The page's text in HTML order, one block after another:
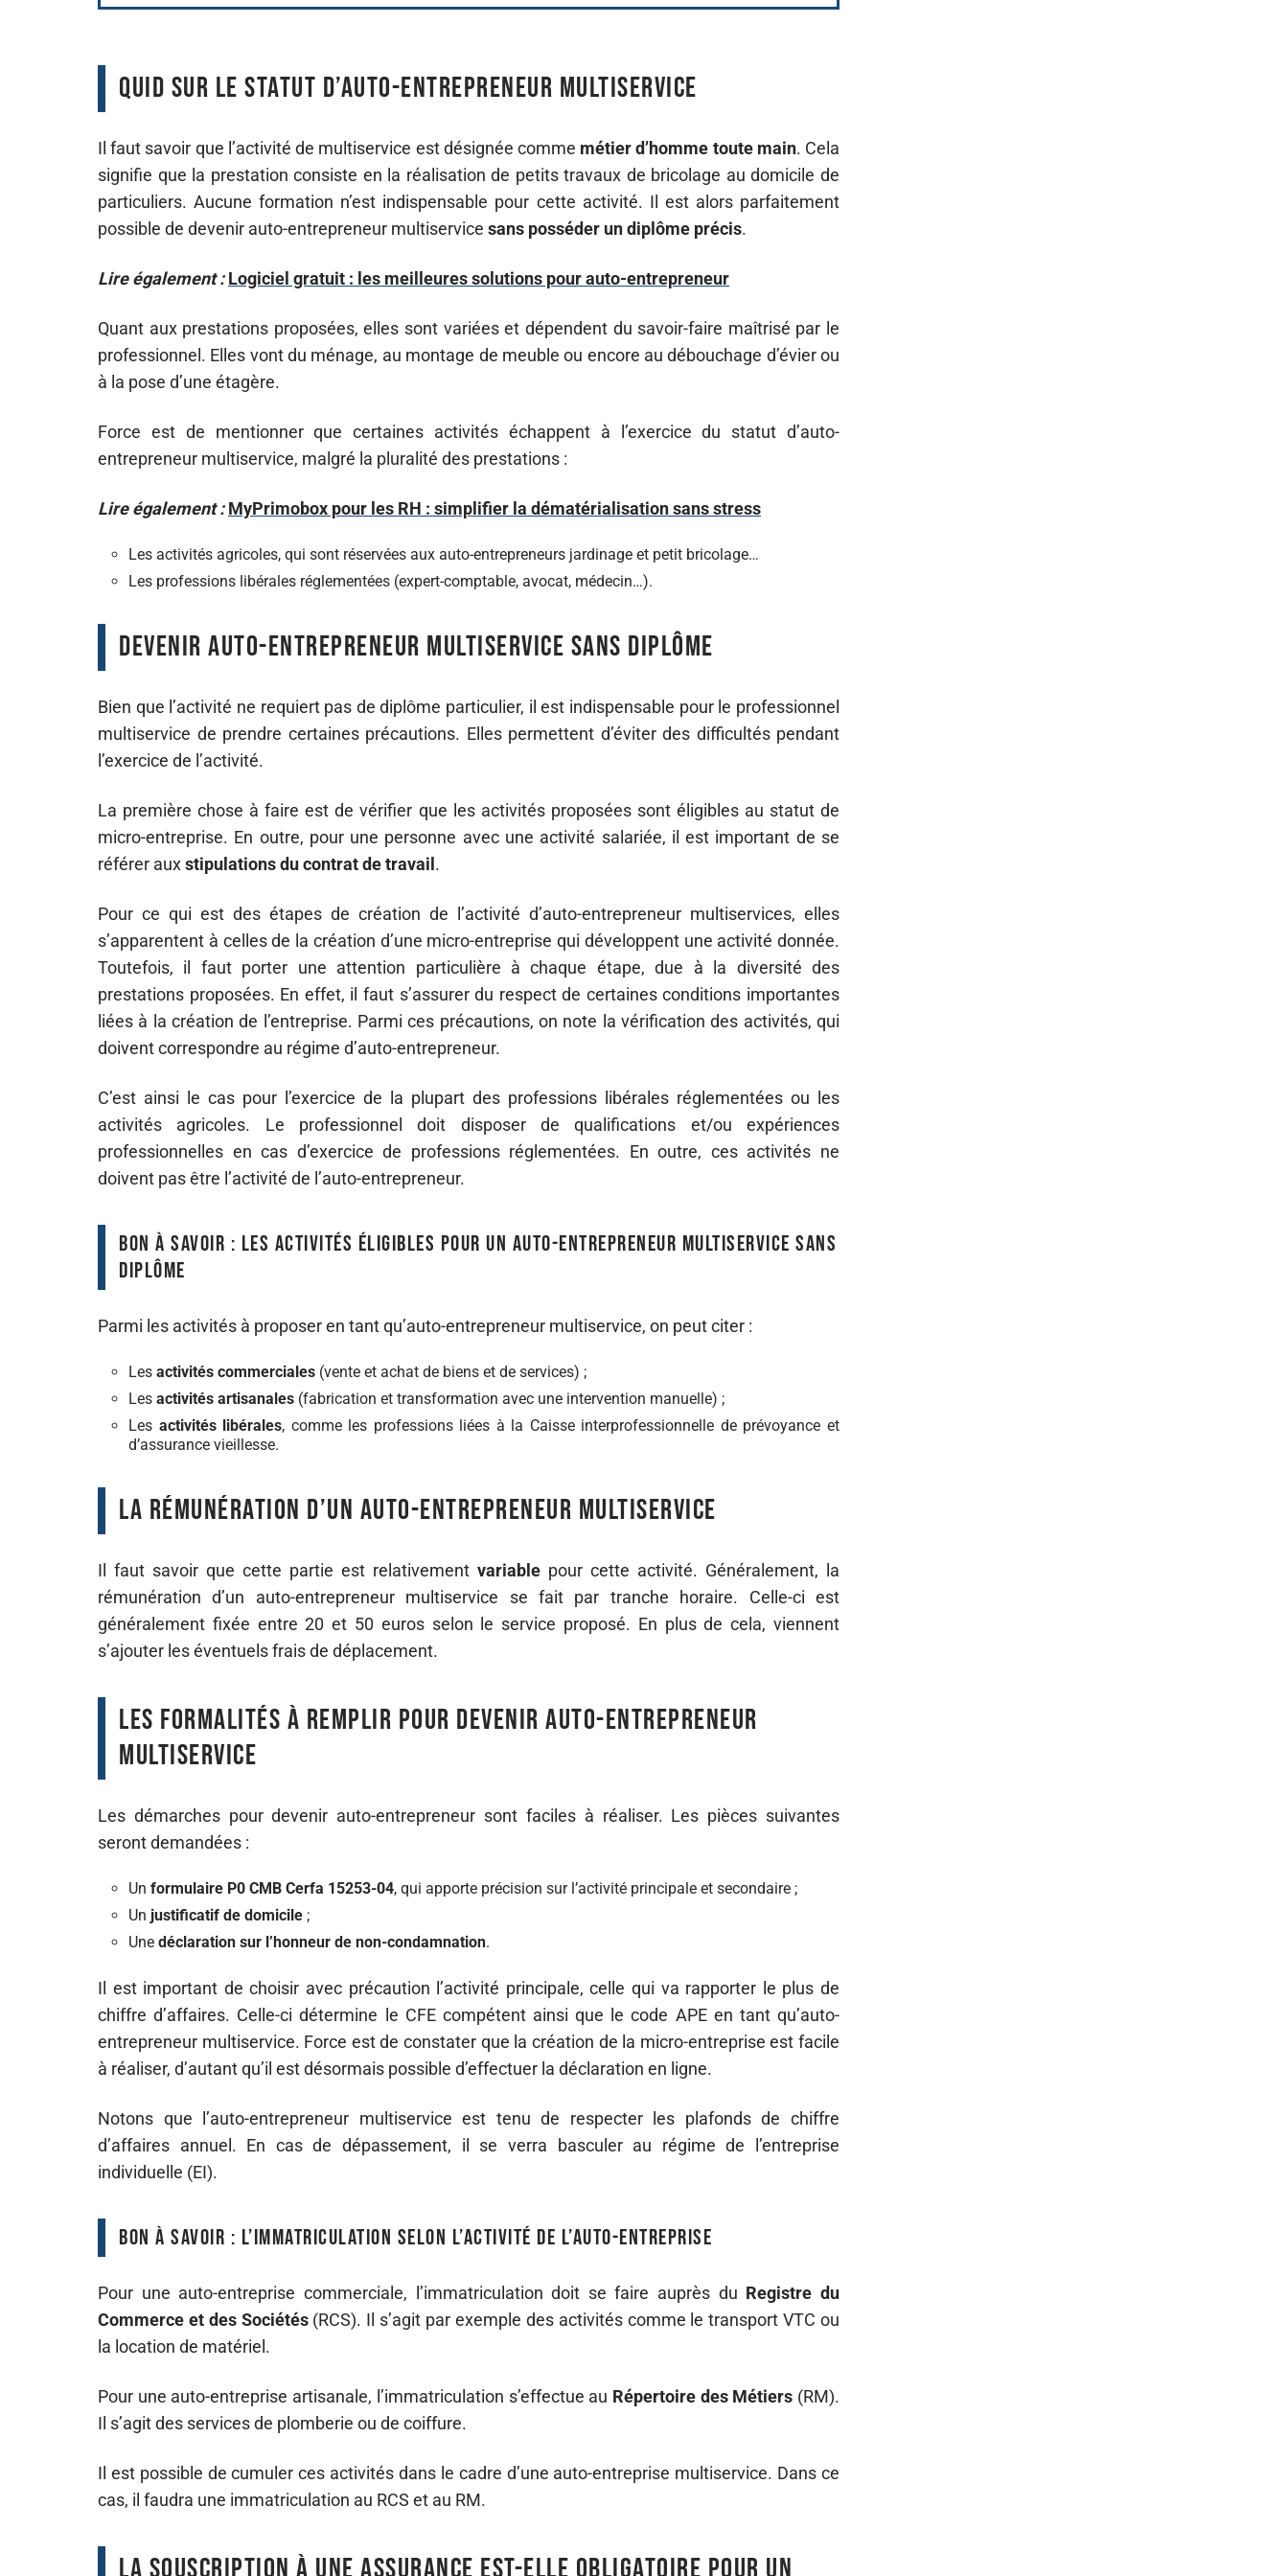
Quid sur le statut d’auto-entrepreneur multiservice
Il faut savoir que l’activité de multiservice est désignée comme métier d’homme toute main. Cela
signifie que la prestation consiste en la réalisation de petits travaux de bricolage au domicile de
particuliers. Aucune formation n’est indispensable pour cette activité. Il est alors parfaitement
possible de devenir auto-entrepreneur multiservice sans posséder un diplôme précis.
Lire également : Logiciel gratuit : les meilleures solutions pour auto-entrepreneur
Quant aux prestations proposées, elles sont variées et dépendent du savoir-faire maîtrisé par le
professionnel. Elles vont du ménage, au montage de meuble ou encore au débouchage d’évier ou
à la pose d’une étagère.
Force est de mentionner que certaines activités échappent à l’exercice du statut d’auto-
entrepreneur multiservice, malgré la pluralité des prestations :
Lire également : MyPrimobox pour les RH : simplifier la dématérialisation sans stress
Les activités agricoles, qui sont réservées aux auto-entrepreneurs jardinage et petit bricolage…
Les professions libérales réglementées (expert-comptable, avocat, médecin…).
Devenir auto-entrepreneur multiservice sans diplôme
Bien que l’activité ne requiert pas de diplôme particulier, il est indispensable pour le professionnel
multiservice de prendre certaines précautions. Elles permettent d’éviter des difficultés pendant
l’exercice de l’activité.
La première chose à faire est de vérifier que les activités proposées sont éligibles au statut de
micro-entreprise. En outre, pour une personne avec une activité salariée, il est important de se
référer auxstipulations du contrat de travail .
Pour ce qui est des étapes de création de l’activité d’auto-entrepreneur multiservices, elles
s’apparentent à celles de la création d’une micro-entreprise qui développent une activité donnée.
Toutefois, il faut porter une attention particulière à chaque étape, due à la diversité des
prestations proposées. En effet, il faut s’assurer du respect de certaines conditions importantes
liées à la création de l’entreprise. Parmi ces précautions, on note la vérification des activités, qui
doivent correspondre au régime d’auto-entrepreneur.
C’est ainsi le cas pour l’exercice de la plupart des professions libérales réglementées ou les
activités agricoles. Le professionnel doit disposer de qualifications et/ou expériences
professionnelles en cas d’exercice de professions réglementées. En outre, ces activités ne
doivent pas être l’activité de l’auto-entrepreneur.
Bon à savoir : les activités éligibles pour un auto-entrepreneur multiservice sans
diplôme
Parmi les activités à proposer en tant qu’auto-entrepreneur multiservice, on peut citer :
Les activités commerciales (vente et achat de biens et de services) ;
Les activités artisanales (fabrication et transformation avec une intervention manuelle) ;
Les activités libérales, comme les professions liées à la Caisse interprofessionnelle de prévoyance et
d’assurance vieillesse.
La rémunération d’un auto-entrepreneur multiservice
Il faut savoir que cette partie est relativement variable pour cette activité. Généralement, la
rémunération d’un auto-entrepreneur multiservice se fait par tranche horaire. Celle-ci est
généralement fixée entre 20 et 50 euros selon le service proposé. En plus de cela, viennent
s’ajouter les éventuels frais de déplacement.
Les formalités à remplir pour devenir auto-entrepreneur
multiservice
Les démarches pour devenir auto-entrepreneur sont faciles à réaliser. Les pièces suivantes
seront demandées :
Un formulaire P0 CMB Cerfa 15253-04, qui apporte précision sur l’activité principale et secondaire ;
Un justificatif de domicile ;
Une déclaration sur l’honneur de non-condamnation.
Il est important de choisir avec précaution l’activité principale, celle qui va rapporter le plus de
chiffre d’affaires. Celle-ci détermine le CFE compétent ainsi que le code APE en tant qu’auto-
entrepreneur multiservice. Force est de constater que la création de la micro-entreprise est facile
à réaliser, d’autant qu’il est désormais possible d’effectuer la déclaration en ligne.
Notons que l’auto-entrepreneur multiservice est tenu de respecter les plafonds de chiffre
d’affaires annuel. En cas de dépassement, il se verra basculer au régime de l’entreprise
individuelle (EI).
Bon à savoir : l’immatriculation selon l’activité de l’auto-entreprise
Pour une auto-entreprise commerciale, l’immatriculation doit se faire auprès du Registre du
Commerce et des Sociétés (RCS). Il s’agit par exemple des activités comme le transport VTC ou
la location de matériel.
Pour une auto-entreprise artisanale, l’immatriculation s’effectue au Répertoire des Métiers (RM).
Il s’agit des services de plomberie ou de coiffure.
Il est possible de cumuler ces activités dans le cadre d’une auto-entreprise multiservice. Dans ce
cas, il faudra une immatriculation au RCS et au RM.